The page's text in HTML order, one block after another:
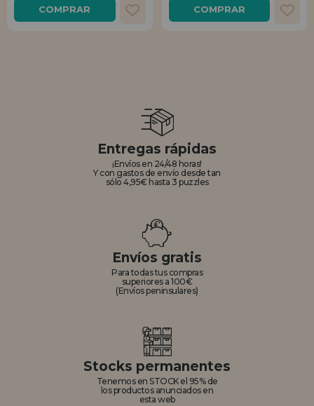
COMPRAR COMPRAR
Entregas rápidas
¡Envíos en 24/48 horas!
Y con gastos de envío desde tan
sólo 4,95€ hasta 3 puzzles
Envíos gratis
Para todas tus compras
superiores a 100€
(Envíos peninsulares)
Stocks permanentes
Tenemos en STOCK el 95% de
los productos anunciados en
esta web